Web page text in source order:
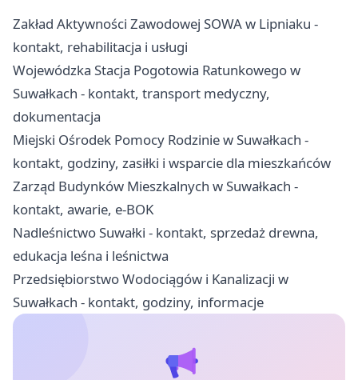
Zakład Aktywności Zawodowej SOWA w Lipniaku -
kontakt, rehabilitacja i usługi
Wojewódzka Stacja Pogotowia Ratunkowego w
Suwałkach - kontakt, transport medyczny,
dokumentacja
Miejski Ośrodek Pomocy Rodzinie w Suwałkach -
kontakt, godziny, zasiłki i wsparcie dla mieszkańców
Zarząd Budynków Mieszkalnych w Suwałkach -
kontakt, awarie, e-BOK
Nadleśnictwo Suwałki - kontakt, sprzedaż drewna,
edukacja leśna i leśnictwa
Przedsiębiorstwo Wodociągów i Kanalizacji w
Suwałkach - kontakt, godziny, informacje